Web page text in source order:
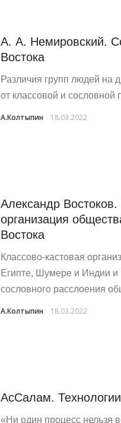
А. А. Немировский.
Востока
Различия групп людей на
от классовой и сословной
А.Колтыпин 18.03.2022
Александр
организация
Востока
Классово-кастовая
Египте, Шумере и Индии и
сословного расслоения
А.Колтыпин 18.03.2022
АсСалам.
«Ни один процесс нельзя